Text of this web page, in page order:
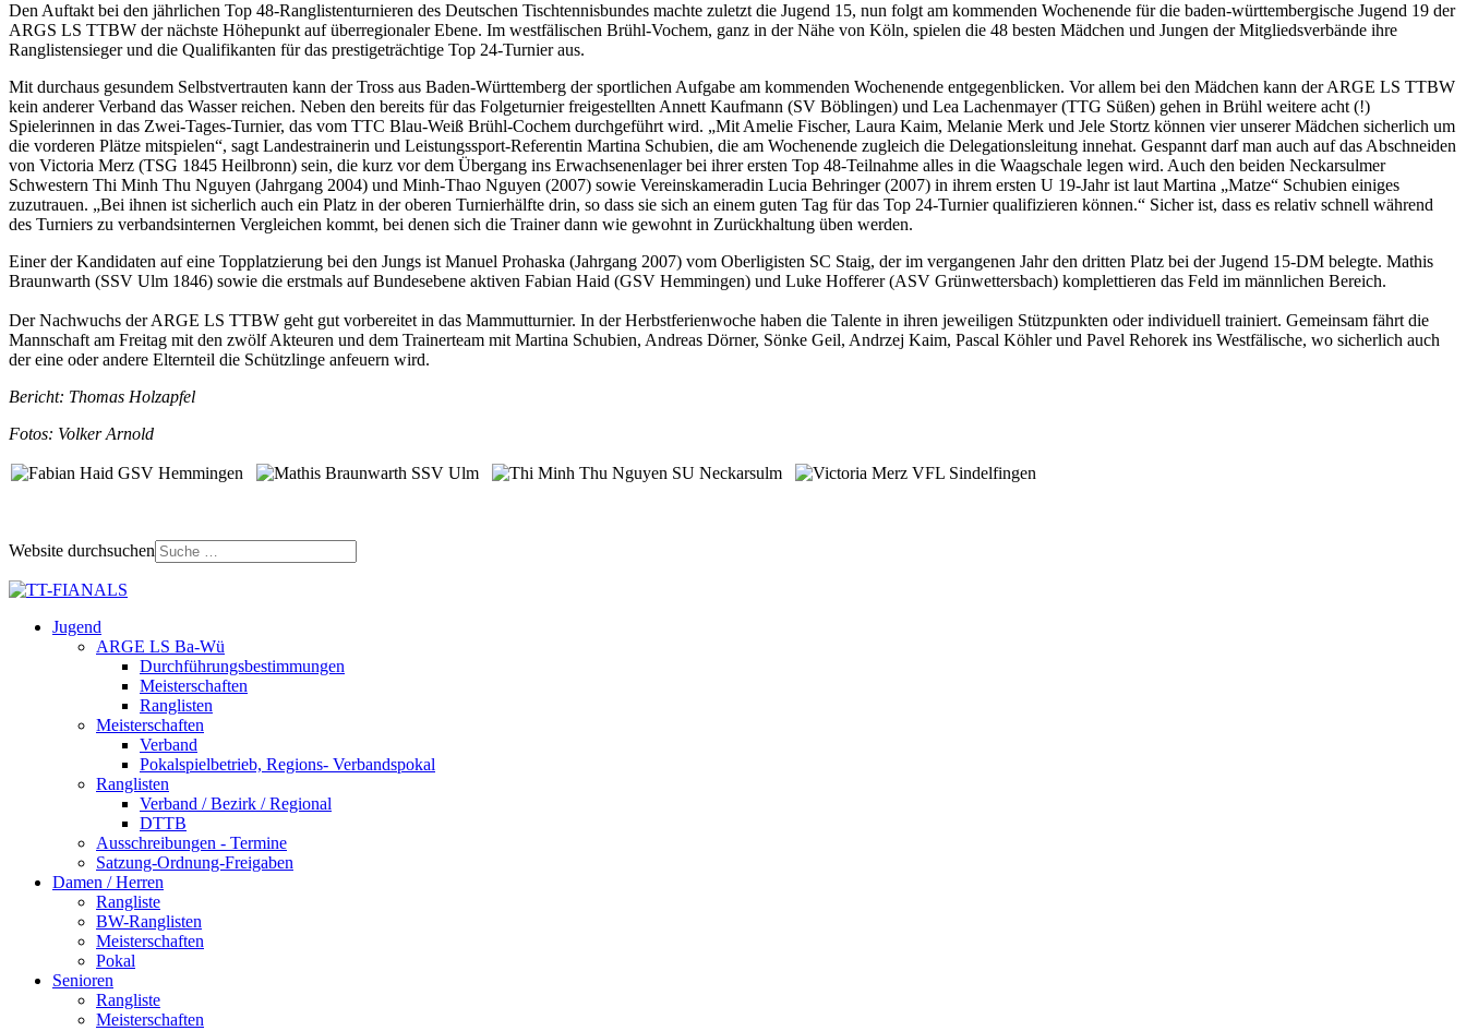
Den Auftakt bei den jährlichen Top 48-Ranglistenturnieren des Deutschen Tischtennisbundes machte zuletzt die Jugend 15, nun folgt am kommenden Wochenende für die baden-württembergische Jugend 19 der
ARGS LS TTBW der nächste Höhepunkt auf überregionaler Ebene. Im westfälischen Brühl-Vochem, ganz in der Nähe von Köln, spielen die 48 besten Mädchen und Jungen der Mitgliedsverbände ihre
Ranglistensieger und die Qualifikanten für das prestigeträchtige Top 24-Turnier aus.
Mit durchaus gesundem Selbstvertrauten kann der Tross aus Baden-Württemberg der sportlichen Aufgabe am kommenden Wochenende entgegenblicken. Vor allem bei den Mädchen kann der ARGE LS TTBW
kein anderer Verband das Wasser reichen. Neben den bereits für das Folgeturnier freigestellten Annett Kaufmann (SV Böblingen) und Lea Lachenmayer (TTG Süßen) gehen in Brühl weitere acht (!)
Spielerinnen in das Zwei-Tages-Turnier, das vom TTC Blau-Weiß Brühl-Cochem durchgeführt wird. „Mit Amelie Fischer, Laura Kaim, Melanie Merk und Jele Stortz können vier unserer Mädchen sicherlich um
die vorderen Plätze mitspielen“, sagt Landestrainerin und Leistungssport-Referentin Martina Schubien, die am Wochenende zugleich die Delegationsleitung innehat. Gespannt darf man auch auf das Abschneiden
von Victoria Merz (TSG 1845 Heilbronn) sein, die kurz vor dem Übergang ins Erwachsenenlager bei ihrer ersten Top 48-Teilnahme alles in die Waagschale legen wird. Auch den beiden Neckarsulmer
Schwestern Thi Minh Thu Nguyen (Jahrgang 2004) und Minh-Thao Nguyen (2007) sowie Vereinskameradin Lucia Behringer (2007) in ihrem ersten U 19-Jahr ist laut Martina „Matze“ Schubien einiges
zuzutrauen. „Bei ihnen ist sicherlich auch ein Platz in der oberen Turnierhälfte drin, so dass sie sich an einem guten Tag für das Top 24-Turnier qualifizieren können.“ Sicher ist, dass es relativ schnell während
des Turniers zu verbandsinternen Vergleichen kommt, bei denen sich die Trainer dann wie gewohnt in Zurückhaltung üben werden.
Einer der Kandidaten auf eine Topplatzierung bei den Jungs ist Manuel Prohaska (Jahrgang 2007) vom Oberligisten SC Staig, der im vergangenen Jahr den dritten Platz bei der Jugend 15-DM belegte. Mathis
Braunwarth (SSV Ulm 1846) sowie die erstmals auf Bundesebene aktiven Fabian Haid (GSV Hemmingen) und Luke Hofferer (ASV Grünwettersbach) komplettieren das Feld im männlichen Bereich.
Der Nachwuchs der ARGE LS TTBW geht gut vorbereitet in das Mammutturnier. In der Herbstferienwoche haben die Talente in ihren jeweiligen Stützpunkten oder individuell trainiert. Gemeinsam fährt die
Mannschaft am Freitag mit den zwölf Akteuren und dem Trainerteam mit Martina Schubien, Andreas Dörner, Sönke Geil, Andrzej Kaim, Pascal Köhler und Pavel Rehorek ins Westfälische, wo sicherlich auch
der eine oder andere Elternteil die Schützlinge anfeuern wird.
Bericht: Thomas Holzapfel
Fotos: Volker Arnold
Website durchsuchen
Jugend
ARGE LS Ba-Wü
Durchführungsbestimmungen
Meisterschaften
Ranglisten
Meisterschaften
Verband
Pokalspielbetrieb, Regions- Verbandspokal
Ranglisten
Verband / Bezirk / Regional
DTTB
Ausschreibungen - Termine
Satzung-Ordnung-Freigaben
Damen / Herren
Rangliste
BW-Ranglisten
Meisterschaften
Pokal
Senioren
Rangliste
Meisterschaften